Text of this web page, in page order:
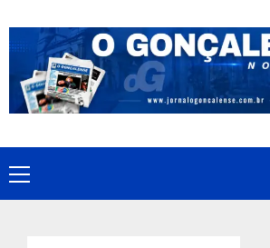
to
content
Primary
Menu